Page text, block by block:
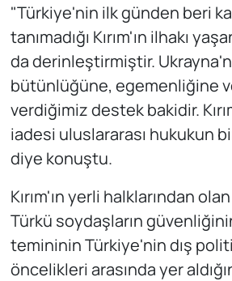
"Türkiye'nin ilk günden beri
tanımadığı Kırım'ın ilhakı
da derinleştirmiştir.
bütünlüğüne, egemenliğine ve
verdiğimiz destek bakidir.
iadesi uluslararası hukukun
diye konuştu.
Kırım'ın yerli halklarından
Türkü soydaşların
temininin Türkiye'nin dış
öncelikleri arasında yer